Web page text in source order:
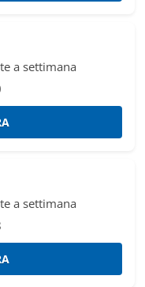
a settimana
a settimana